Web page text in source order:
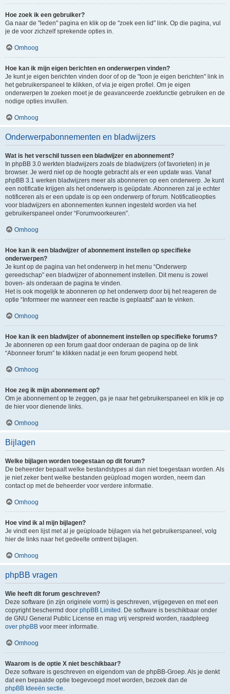
Hoe zoek ik een gebruiker?
Ga naar de "leden" pagina en klik op de "zoek een lid" link. Op die pagina, vul
je de voor zichzelf sprekende opties in.
Omhoog
Hoe kan ik mijn eigen berichten en onderwerpen vinden?
Je kunt je eigen berichten vinden door of op de "toon je eigen berichten" link in
het gebruikerspaneel te klikken, of via je eigen profiel. Om je eigen
onderwerpen te zoeken moet je de geavanceerde zoekfunctie gebruiken en de
nodige opties invullen.
Omhoog
Onderwerpabonnementen en bladwijzers
Wat is het verschil tussen een bladwijzer en abonnement?
In phpBB 3.0 werkten bladwijzers zoals de bladwijzers (of favorieten) in je
browser. Je werd niet op de hoogte gebracht als er een update was. Vanaf
phpBB 3.1 werken bladwijzers meer als abonneren op een onderwerp. Je kunt
een notificatie krijgen als het onderwerp is geüpdate. Abonneren zal je echter
notificeren als er een update is op een onderwerp of forum. Notificatieopties
voor bladwijzers en abonnementen kunnen ingesteld worden via het
gebruikerspaneel onder “Forumvoorkeuren”.
Omhoog
Hoe kan ik een bladwijzer of abonnement instellen op specifieke
onderwerpen?
Je kunt op de pagina van het onderwerp in het menu “Onderwerp
gereedschap” een bladwijzer of abonnement instellen. Dit menu is zowel
boven- als onderaan de pagina te vinden.
Het is ook mogelijk te abonneren op het onderwerp door bij het reageren de
optie “Informeer me wanneer een reactie is geplaatst” aan te vinken.
Omhoog
Hoe kan ik een bladwijzer of abonnement instellen op specifieke forums?
Je abonneren op een forum gaat door onderaan de pagina op de link
“Abonneer forum” te klikken nadat je een forum geopend hebt.
Omhoog
Hoe zeg ik mijn abonnement op?
Om je abonnement op te zeggen, ga je naar het gebruikerspaneel en klik je op
de hier voor dienende links.
Omhoog
Bijlagen
Welke bijlagen worden toegestaan op dit forum?
De beheerder bepaalt welke bestandstypes al dan niet toegestaan worden. Als
je niet zeker bent welke bestanden geüpload mogen worden, neem dan
contact op met de beheerder voor verdere informatie.
Omhoog
Hoe vind ik al mijn bijlagen?
Je vindt een lijst met al je geüploade bijlagen via het gebruikerspaneel, volg
hier de links naar het gedeelte omtrent bijlagen.
Omhoog
phpBB vragen
Wie heeft dit forum geschreven?
Deze software (in zijn originele vorm) is geschreven, vrijgegeven en met een
copyright beschermd door phpBB Limited . De software is beschikbaar onder
de GNU General Public License en mag vrij verspreid worden, raadpleeg
over phpBB voor meer informatie.
Omhoog
Waarom is de optie X niet beschikbaar?
Deze software is geschreven en eigendom van de phpBB-Groep. Als je denkt
dat een bepaalde optie toegevoegd moet worden, bezoek dan de
phpBB Ideeën sectie.